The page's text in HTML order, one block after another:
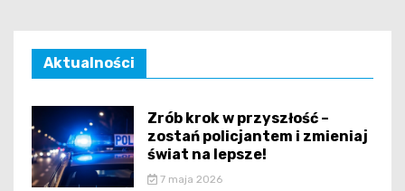
Aktualności
Zrób krok w przyszłość –
zostań policjantem i zmieniaj
świat na lepsze!
7 maja 2026